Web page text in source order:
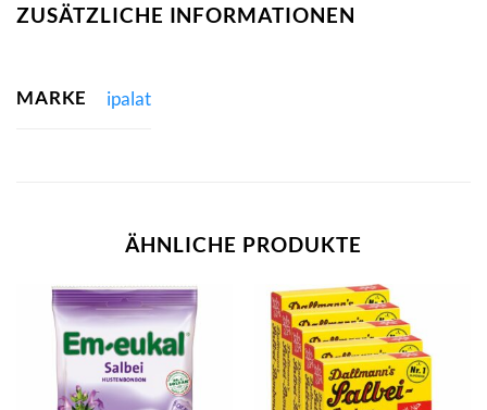
ZUSÄTZLICHE INFORMATIONEN
MARKE ipalat
ÄHNLICHE PRODUKTE